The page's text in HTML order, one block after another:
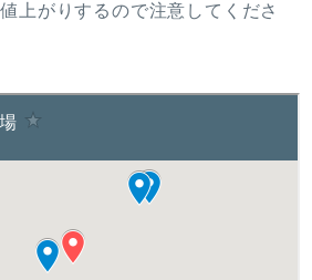
上がりするので注意してくださ